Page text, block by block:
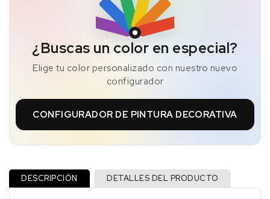
¿Buscas un color en especial?
Elige tu color personalizado con nuestro nuevo
configurador
CONFIGURADOR DE PINTURA DECORATIVA
DESCRIPCIÓN DETALLES DEL PRODUCTO